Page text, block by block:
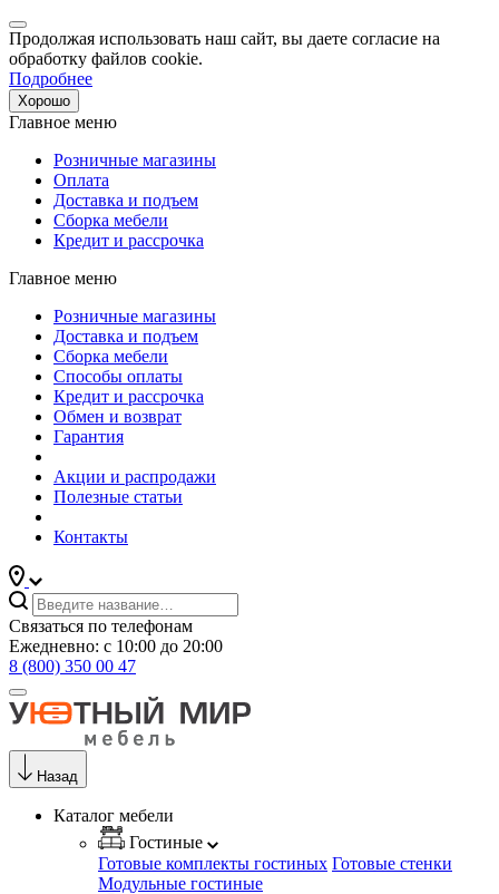
Продолжая использовать наш сайт, вы даете согласие на
обработку файлов cookie.
Подробнее
Хорошо
Главное меню
Розничные магазины
Оплата
Доставка и подъем
Сборка мебели
Кредит и рассрочка
Главное меню
Розничные магазины
Доставка и подъем
Сборка мебели
Способы оплаты
Кредит и рассрочка
Обмен и возврат
Гарантия
Акции и распродажи
Полезные статьи
Контакты
Связаться по телефонам
Ежедневно: с 10:00 до 20:00
8 (800) 350 00 47
Назад
Каталог мебели
Гостиные
Готовые комплекты гостиных Готовые стенки
Модульные гостиные